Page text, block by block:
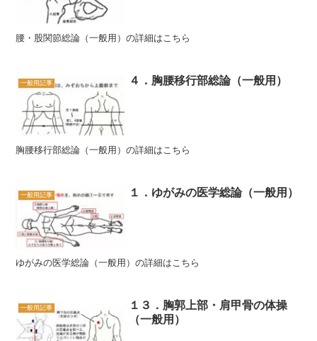
腰・股関節総論（一般用）の詳細はこちら
一般用記事 ４．胸腰移行部総論（一般用）
胸腰移行部総論（一般用）の詳細はこちら
一般用記事 １．ゆがみの医学総論（一般用）
ゆがみの医学総論（一般用）の詳細はこちら
一般用記事
１３．胸郭上部・肩甲骨の体操
（一般用）